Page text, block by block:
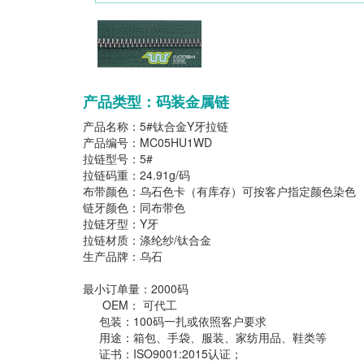
产品类型：码装金属链
产品名称：5#钛合金Y牙拉链
产品编号：MC05HU1WD
拉链型号：5#
拉链码重：24.91g/码
布带颜色：乌石色卡（有库存）可按客户指定颜色染色
链牙颜色：同布带色
拉链牙型：Y牙
拉链材质：涤纶纱/钛合金
生产品牌：乌石
最小订单量：2000码
OEM： 可代工
包装：100码一扎或依照客户要求
用途：箱包、手袋、服装、家纺用品、鞋类等
证书：ISO9001:2015认证；